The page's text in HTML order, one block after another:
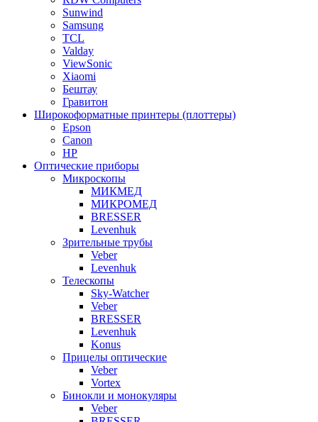
Sunwind
Samsung
TCL
Valday
ViewSonic
Xiaomi
Бештау
Гравитон
Широкоформатные принтеры (плоттеры)
Epson
Canon
HP
Оптические приборы
Микроскопы
МИКМЕД
МИКРОМЕД
BRESSER
Levenhuk
Зрительные трубы
Veber
Levenhuk
Телескопы
Sky-Watcher
Veber
BRESSER
Levenhuk
Konus
Прицелы оптические
Veber
Vortex
Бинокли и монокуляры
Veber